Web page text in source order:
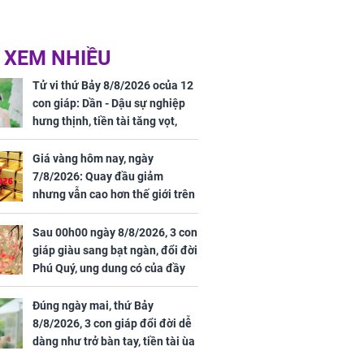
NHIỀU
Tử vi thứ Bảy 8/8/2026 ocủa 12
con giáp: Dần - Dậu sự nghiệp
hưng thịnh, tiền tài tăng vọt,
Mão - Thân công việc bất trắc,
tiền mất tật mang
Giá vàng hôm nay, ngày
7/8/2026: Quay đầu giảm
nhưng vẫn cao hơn thế giới trên
7 triệu đồng
Sau 00h00 ngày 8/8/2026, 3 con
giáp giàu sang bạt ngàn, đổi đời
Phú Quý, ung dung có của đầy
nhà, ngày càng hưng thịnh sung
túc
Đúng ngày mai, thứ Bảy
8/8/2026, 3 con giáp đổi đời dễ
dàng như trở bàn tay, tiền tài ùa